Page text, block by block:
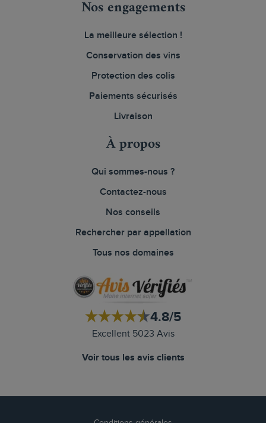
Nos engagements
La meilleure sélection !
Conservation des vins
Protection des colis
Paiements sécurisés
Livraison
À propos
Qui sommes-nous ?
Contactez-nous
Nos conseils
Rechercher par appellation
Tous nos domaines
4.8/5
Excellent 5023 Avis
Voir tous les avis clients